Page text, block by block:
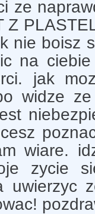
ze
Z
nie boisz
na
jak
widze
wiare.
zycie
uwierzyc